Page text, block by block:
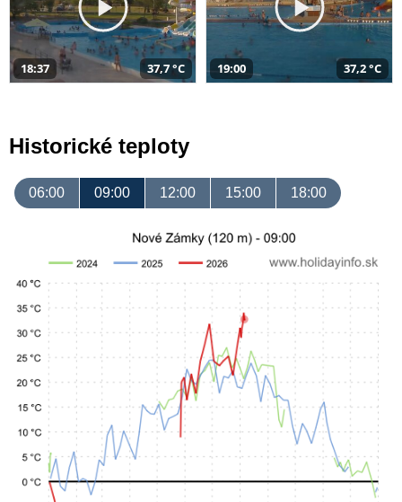
18:37 37,7 °C 19:00 37,2 °C
Historické teploty
06:00 09:00 12:00 15:00 18:00